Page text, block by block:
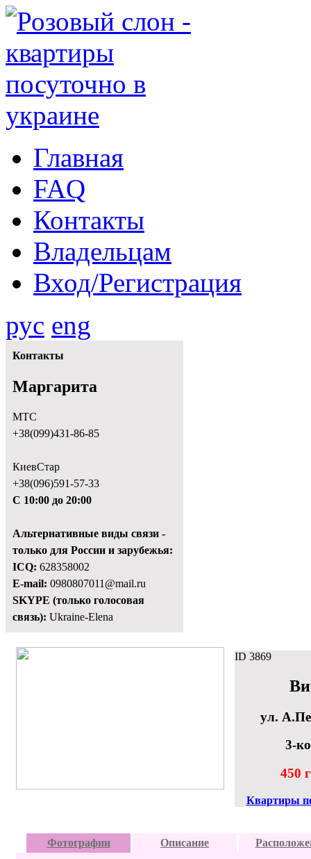
Главная
FAQ
Контакты
Владельцам
Вход/Регистрация
рус eng
Контакты
Маргарита
МТС
+38(099)431-86-85
КиевСтар
+38(096)591-57-33
С 10:00 до 20:00
Альтернативные виды связи -
только для России и зарубежья:
ICQ: 628358002
E-mail: 0980807011@mail.ru
SKYPE (только голосовая
связь): Ukraine-Elena
ID 3869
ул.
3-
450
Квартиры
Фотографии Описание